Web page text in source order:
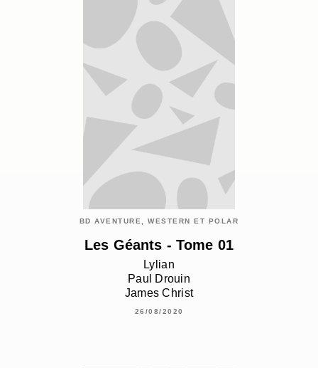
BD AVENTURE, WESTERN ET POLAR
Les Géants - Tome 01
Lylian
Paul Drouin
James Christ
26/08/2020